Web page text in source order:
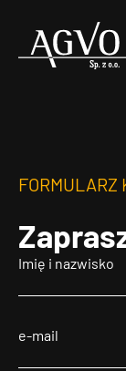
Header
FORMULARZ